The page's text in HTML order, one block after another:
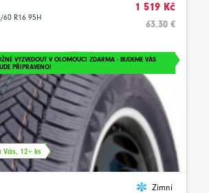
60 R16 95H
1 519 Kč
63.30 €
VYZVEDOUT V OLOMOUCI ZDARMA - BUDEME VÁS
PŘIPRAVENO!
12+ ks
Zimní